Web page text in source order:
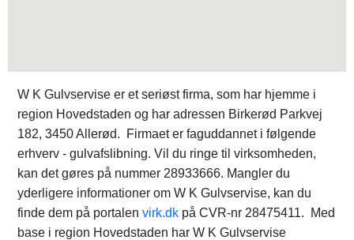
W K Gulvservise er et seriøst firma, som har hjemme i
region Hovedstaden og har adressen Birkerød Parkvej
182, 3450 Allerød. Firmaet er faguddannet i følgende
erhverv - gulvafslibning. Vil du ringe til virksomheden,
kan det gøres på nummer 28933666. Mangler du
yderligere informationer om W K Gulvservise, kan du
finde dem på portalen virk.dk på CVR-nr 28475411. Med
base i region Hovedstaden har W K Gulvservise